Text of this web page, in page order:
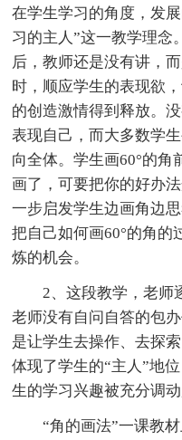
在学生学习的角度，发
习的主人”这一教学理念
后，教师还是没有讲，
时，顺应学生的表现欲
的创造激情得到释放。
表现自己，而大多数学
向全体。学生画60°的角
画了，可要把你的好办
一步启发学生边画角边
把自己如何画60°的角的
炼的机会。
2、这段教学，老师
老师没有自问自答的包
是让学生去操作、去探
体现了学生的“主人”地
生的学习兴趣被充分调动
“角的画法”一课教